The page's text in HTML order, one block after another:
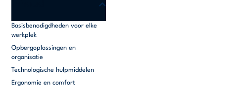
Basisbenodigdheden voor elke
werkplek
Opbergoplossingen en
organisatie
Technologische hulpmiddelen
Ergonomie en comfort